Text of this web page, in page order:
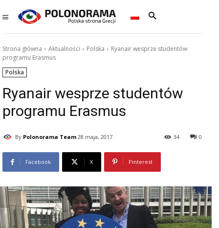
Strona główna Aktualności Polska
Ryanair wesprze studentów
programu Erasmus
Polska
Ryanair wesprze studentów
programu Erasmus
By Polonorama Team 28 maja, 2017 0
34
Facebook X Pinterest